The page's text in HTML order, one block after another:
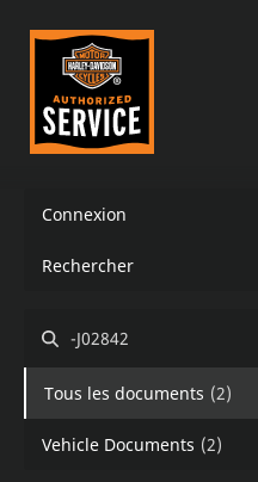
Connexion
Rechercher
-J02842
Tous les documents (2)
Vehicle Documents (2)